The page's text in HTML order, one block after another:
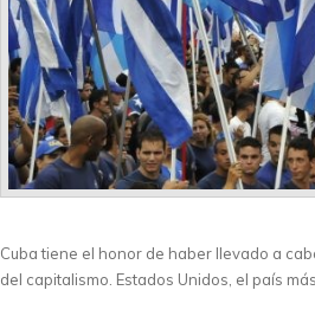
Cuba tiene el honor de haber llevado a
del capitalismo. Estados Unidos, el país